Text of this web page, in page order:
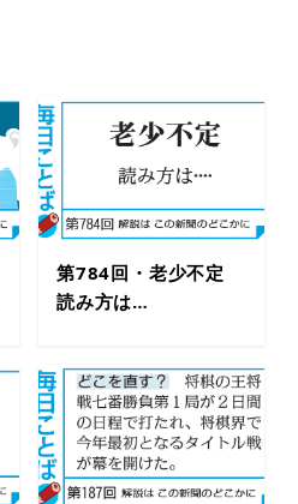
第784回・老少不定
読み方は…